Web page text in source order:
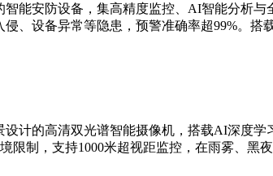
能安防设备，集高精度监控、AI智能分析
、设备异常等隐患，预警准确率超99%。搭
计的高清双光谱智能摄像机，搭载AI深度
制，支持1000米超视距监控，在雨雾、黑